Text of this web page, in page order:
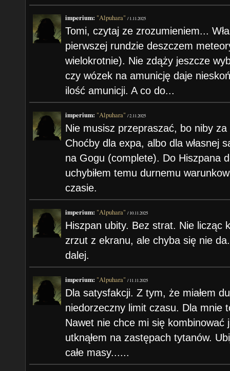
imperium: "Alpuhara"/1.11.2025
Tomi, czytaj ze zrozumieniem...
pierwszej rundzie deszczem
wielokrotnie). Nie zdąży jeszcze
czy wózek na amunicję daje
ilość amunicji. A co do...
imperium: "Alpuhara"/2.11.2025
Nie musisz przepraszać, bo niby
Choćby dla expa, albo dla własnej
na Gogu (complete). Do Hiszpana
uchybiłem temu durnemu
czasie.
imperium: "Alpuhara"/10.11.2025
Hiszpan ubity. Bez strat. Nie licząc
zrzut z ekranu, ale chyba się nie
dalej.
imperium: "Alpuhara"/11.11.2025
Dla satysfakcji. Z tym, że miałem
niedorzeczny limit czasu. Dla mnie
Nawet nie chce mi się
utknąłem na zastępach tytanów.
całe masy......